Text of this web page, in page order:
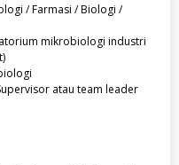
/ Farmasi / Biologi /
mikrobiologi industri
atau team leader